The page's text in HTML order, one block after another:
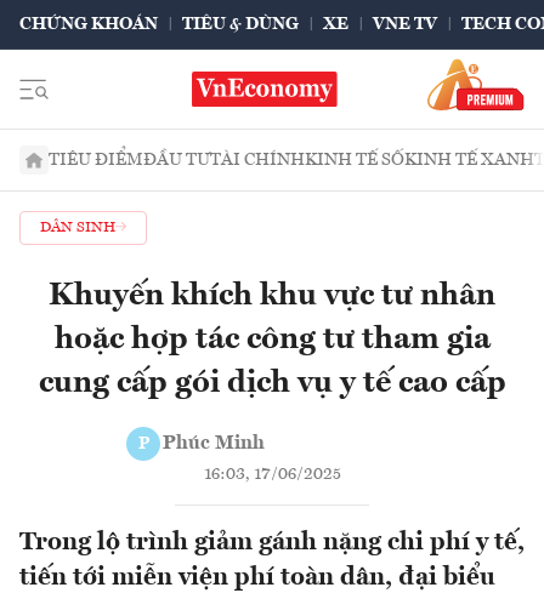
CHỨNG KHOÁN TIÊU & DÙNG XE VNE TV TECH
TIÊU ĐIỂMĐẦU TƯTÀI CHÍNHKINH TẾ SỐKINH TẾ XANH
DÂN SINH
Khuyến khích khu vực tư nhân
hoặc hợp tác công tư tham gia
cung cấp gói dịch vụ y tế cao cấp
P Phúc Minh
16:03, 17/06/2025
Trong lộ trình giảm gánh nặng chi phí y tế,
tiến tới miễn viện phí toàn dân, đại biểu